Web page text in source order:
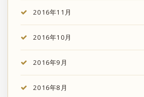
2016年11月
2016年10月
2016年9月
2016年8月